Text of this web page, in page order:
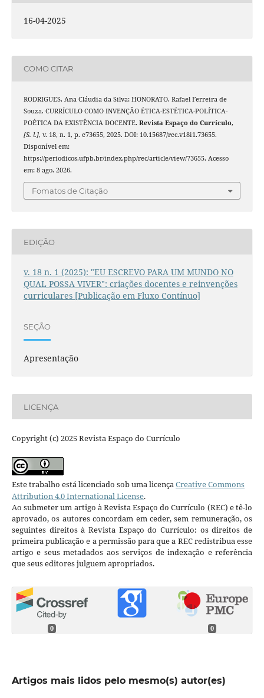
16-04-2025
COMO CITAR
RODRIGUES, Ana Cláudia da Silva; HONORATO, Rafael Ferreira de
Souza. CURRÍCULO COMO INVENÇÃO ÉTICA-ESTÉTICA-POLÍTICA-
POÉTICA DA EXISTÊNCIA DOCENTE. Revista Espaço do Currículo,
[S. l.], v. 18, n. 1, p. e73655, 2025. DOI: 10.15687/rec.v18i1.73655.
Disponível em:
https://periodicos.ufpb.br/index.php/rec/article/view/73655. Acesso
em: 8 ago. 2026.
Fomatos de Citação
EDIÇÃO
v. 18 n. 1 (2025): "EU ESCREVO PARA UM MUNDO NO
QUAL POSSA VIVER": criações docentes e reinvenções
curriculares [Publicação em Fluxo Contínuo]
SEÇÃO
Apresentação
LICENÇA
Copyright (c) 2025 Revista Espaço do Currículo
Este trabalho está licenciado sob uma licençaCreative Commons
Attribution 4.0 International License.
Ao submeter um artigo à Revista Espaço do Currículo (REC) e tê-lo
aprovado, os autores concordam em ceder, sem remuneração, os
seguintes direitos à Revista Espaço do Currículo: os direitos de
primeira publicação e a permissão para que a REC redistribua esse
artigo e seus metadados aos serviços de indexação e referência
que seus editores julguem apropriados.
0 0
Artigos mais lidos pelo mesmo(s) autor(es)